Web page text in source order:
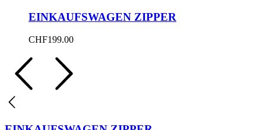
EINKAUFSWAGEN ZIPPER
CHF199.00